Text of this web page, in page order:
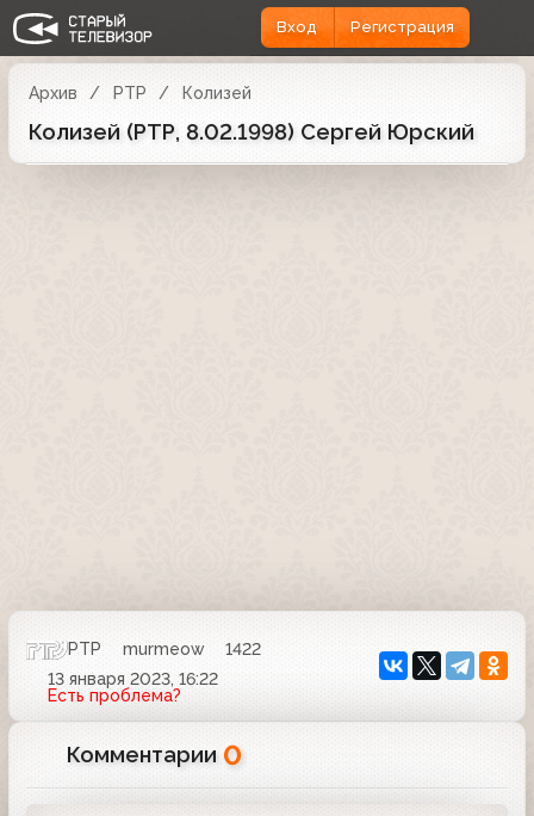
Вход Регистрация
Архив РТР Колизей
Колизей (РТР, 8.02.1998) Сергей Юрский
РТР murmeow
1422
13 января 2023, 16:22
Есть проблема?
Комментарии 0